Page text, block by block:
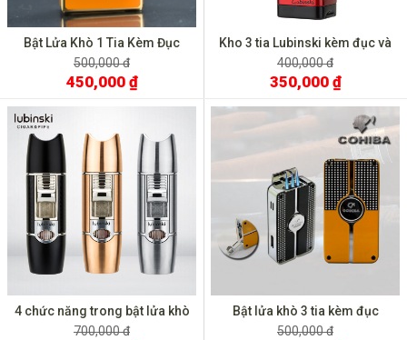
Bật Lửa Khò 1 Tia Kèm Đục
Cohiba Đánh Đá Ngang COB
500,000 đ
450,000 ₫
Kho 3 tia Lubinski kèm đục và
gạt kệ YJA 10019
400,000 đ
350,000 ₫
4 chức năng trong bật lửa khò
Lubinski YJA 10022
700,000 đ
Bật lửa khò 3 tia kèm đục
Cohiba COB 58
500,000 đ